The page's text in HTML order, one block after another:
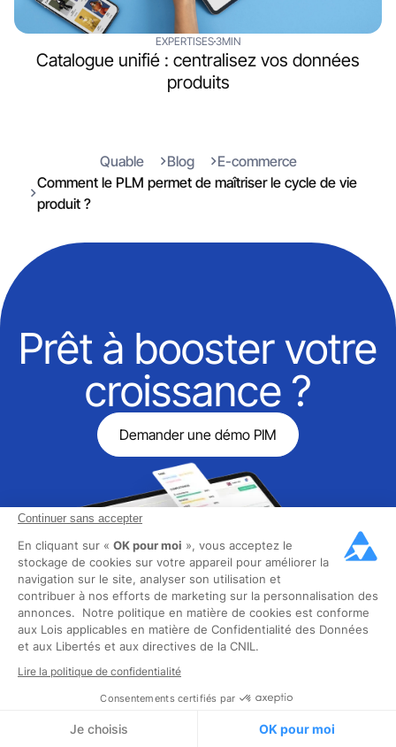
Continuer sans accepter
En cliquant sur « OK pour moi », vous acceptez le
stockage de cookies sur votre appareil pour améliorer la
navigation sur le site, analyser son utilisation et
contribuer à nos efforts de marketing sur la personnalisation des
annonces. Notre politique en matière de cookies est conforme
aux Lois applicables en matière de Confidentialité des Données
et aux Libertés et aux directives de la CNIL.
Lire la politique de confidentialité
Consentements certifiés par
Je choisis OK pour moi
EXPERTISES3MIN
Catalogue unifié : centralisez vos données
produits
Quable Blog
E-commerce
Comment le PLM permet de maîtriser le cycle de vie
produit ?
Prêt à booster votre
croissance ?
Demander une démo PIM
Notre excellence est
reconnue